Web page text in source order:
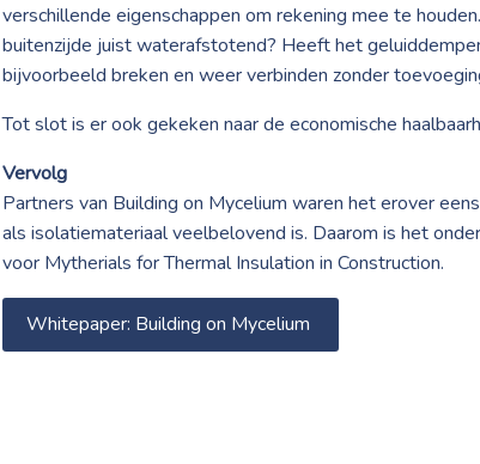
verschillende eigenschappen om rekening mee te
buitenzijde juist waterafstotend? Heeft het
bijvoorbeeld breken en weer verbinden zonder
Tot slot is er ook gekeken naar de economische
Vervolg
Partners van Building on Mycelium waren het erover
als isolatiemateriaal veelbelovend is. Daarom is het
voor Mytherials for Thermal Insulation in Construction.
Whitepaper: Building on Mycelium